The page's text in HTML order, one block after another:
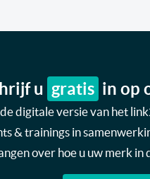
u gratis in op
digitale versie van het
& trainings in
over hoe u uw merk